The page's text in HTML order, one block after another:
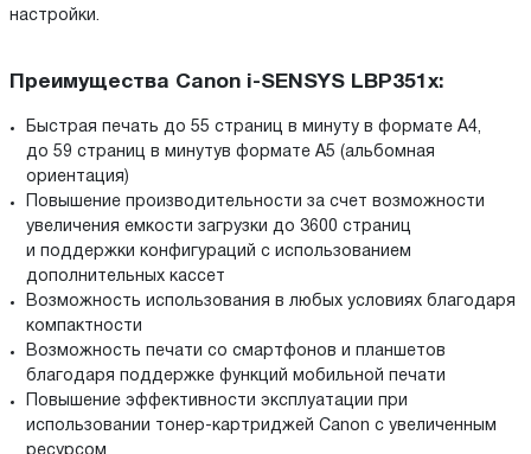
настройки.
Преимущества Canon i-SENSYS LBP351x:
Быстрая печать до 55 страниц в минуту в формате A4,
до 59 страниц в минутув формате A5 (альбомная
ориентация)
Повышение производительности за счет возможности
увеличения емкости загрузки до 3600 страниц
и поддержки конфигураций с использованием
дополнительных кассет
Возможность использования в любых условиях благодаря
компактности
Возможность печати со смартфонов и планшетов
благодаря поддержке функций мобильной печати
Повышение эффективности эксплуатации при
использовании тонер-картриджей Canon с увеличенным